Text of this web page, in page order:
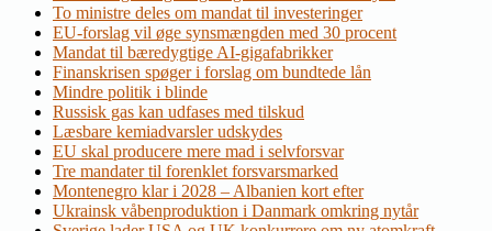
To ministre deles om mandat til investeringer
EU-forslag vil øge synsmængden med 30 procent
Mandat til bæredygtige AI-gigafabrikker
Finanskrisen spøger i forslag om bundtede lån
Mindre politik i blinde
Russisk gas kan udfases med tilskud
Læsbare kemiadvarsler udskydes
EU skal producere mere mad i selvforsvar
Tre mandater til forenklet forsvarsmarked
Montenegro klar i 2028 – Albanien kort efter
Ukrainsk våbenproduktion i Danmark omkring nytår